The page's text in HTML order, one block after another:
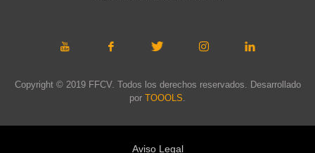
Copyright © 2019 FFCV. Todos los derechos reservados. Desarrollado
por TOOOLS
Aviso Legal